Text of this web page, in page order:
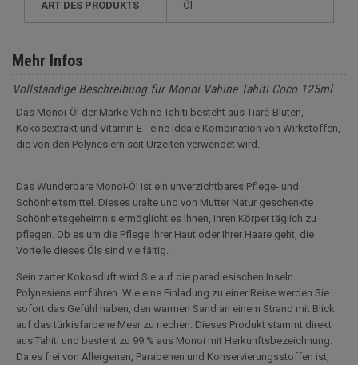
ART DES PRODUKTS Öl
Mehr Infos
Vollständige Beschreibung für Monoi Vahine Tahiti Coco 125ml
Das Monoi-Öl der Marke Vahine Tahiti besteht aus Tiaré-Blüten,
Kokosextrakt und Vitamin E - eine ideale Kombination von Wirkstoffen,
die von den Polynesiern seit Urzeiten verwendet wird.
Das Wunderbare Monoi-Öl ist ein unverzichtbares Pflege- und
Schönheitsmittel. Dieses uralte und von Mutter Natur geschenkte
Schönheitsgeheimnis ermöglicht es Ihnen, Ihren Körper täglich zu
pflegen. Ob es um die Pflege Ihrer Haut oder Ihrer Haare geht, die
Vorteile dieses Öls sind vielfältig.
Sein zarter Kokosduft wird Sie auf die paradiesischen Inseln
Polynesiens entführen. Wie eine Einladung zu einer Reise werden Sie
sofort das Gefühl haben, den warmen Sand an einem Strand mit Blick
auf das türkisfarbene Meer zu riechen. Dieses Produkt stammt direkt
aus Tahiti und besteht zu 99 % aus Monoi mit Herkunftsbezeichnung.
Da es frei von Allergenen, Parabenen und Konservierungsstoffen ist,